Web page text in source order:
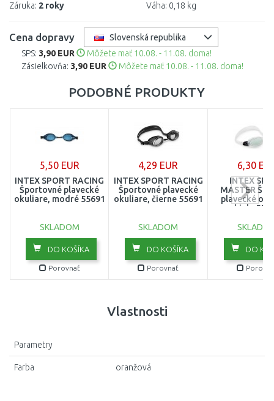
Záruka: 2 roky
Váha: 0,18 kg
Cena dopravy
Slovenská republika
SPS: 3,90 EUR
Môžete mať 10.08. - 11.08. doma!
Zásielkovňa: 3,90 EUR Môžete mať 10.08. - 11.08. doma!
PODOBNÉ PRODUKTY
5,50 EUR
INTEX SPORT RACING
Športovné plavecké
okuliare, modré 55691
SKLADOM
DO KOŠÍKA
Porovnať
4,29 EUR
INTEX SPORT RACING
Športovné plavecké
okuliare, čierne 55691
SKLADOM
DO KOŠÍKA
Porovnať
6,30
INTEX
MASTER
plavecké
biele
DO
Vlastnosti
Parametry
Farba oranžová